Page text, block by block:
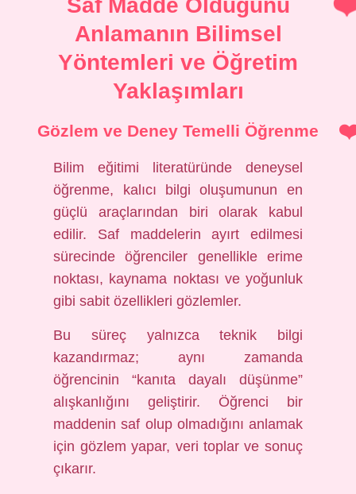
Saf Madde Olduğunu
Anlamanın Bilimsel
Yöntemleri ve Öğretim
Yaklaşımları
Gözlem ve Deney Temelli Öğrenme
Bilim eğitimi literatüründe deneysel
öğrenme, kalıcı bilgi oluşumunun en
güçlü araçlarından biri olarak kabul
edilir. Saf maddelerin ayırt edilmesi
sürecinde öğrenciler genellikle erime
noktası, kaynama noktası ve yoğunluk
gibi sabit özellikleri gözlemler.
Bu süreç yalnızca teknik bilgi
kazandırmaz; aynı zamanda
öğrencinin “kanıta dayalı düşünme”
alışkanlığını geliştirir. Öğrenci bir
maddenin saf olup olmadığını anlamak
için gözlem yapar, veri toplar ve sonuç
çıkarır.